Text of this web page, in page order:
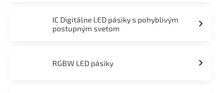
IC Digitálne LED pásiky s pohyblivým
postupným svetom
RGBW LED pásiky